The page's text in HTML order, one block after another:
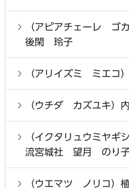
（アピアチェーレ
後閑 玲子
（アリイズミ ミエコ
（ウチダ カズユキ）
（イクタリュウミヤ
流宮城社 望月 のり
（ウエマツ ノリコ）